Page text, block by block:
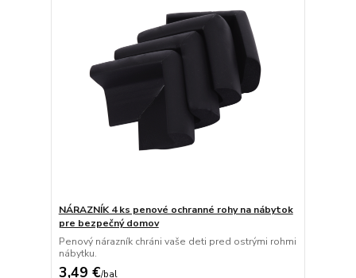
NÁRAZNÍK 4 ks penové ochranné rohy na nábytok
pre bezpečný domov
Penový nárazník chráni vaše deti pred ostrými rohmi
nábytku.
3,49 €/bal